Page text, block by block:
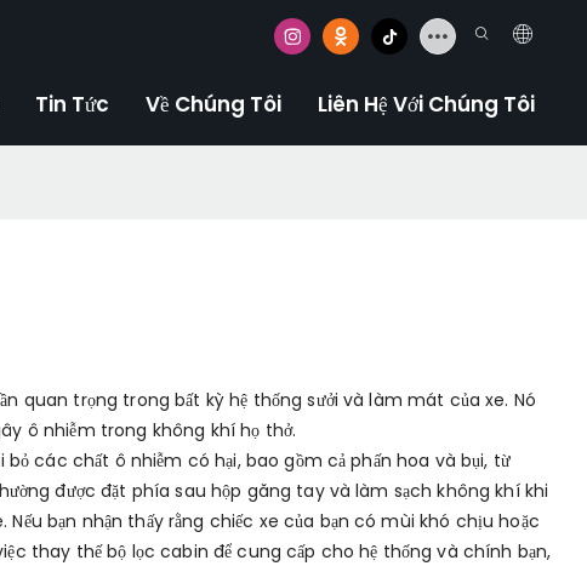
Tin Tức Về Chúng Tôi Liên Hệ Với Chúng Tôi
quan trọng trong bất kỳ hệ thống sưởi và làm mát của xe. Nó
ô nhiễm trong không khí họ thở.
các chất ô nhiễm có hại, bao gồm cả phấn hoa và bụi, từ
được đặt phía sau hộp găng tay và làm sạch không khí khi
Nếu bạn nhận thấy rằng chiếc xe của bạn có mùi khó chịu hoặc
thay thế bộ lọc cabin để cung cấp cho hệ thống và chính bạn,